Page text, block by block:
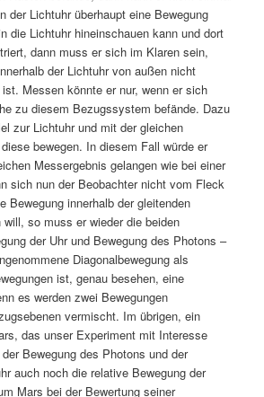
der Lichtuhr überhaupt eine Bewegung
die Lichtuhr hineinschauen kann und dort
dann muss er sich im Klaren sein,
der Lichtuhr von außen nicht
Messen könnte er nur, wenn er sich
zu diesem Bezugssystem befände. Dazu
zur Lichtuhr und mit der gleichen
bewegen. In diesem Fall würde er
Messergebnis gelangen wie bei einer
sich nun der Beobachter nicht vom Fleck
Bewegung innerhalb der gleitenden
so muss er wieder die beiden
der Uhr und Bewegung des Photons –
Diagonalbewegung als
ist, genau besehen, eine
es werden zwei Bewegungen
vermischt. Im übrigen, ein
das unser Experiment mit Interesse
Bewegung des Photons und der
auch noch die relative Bewegung der
Mars bei der Bewertung seiner